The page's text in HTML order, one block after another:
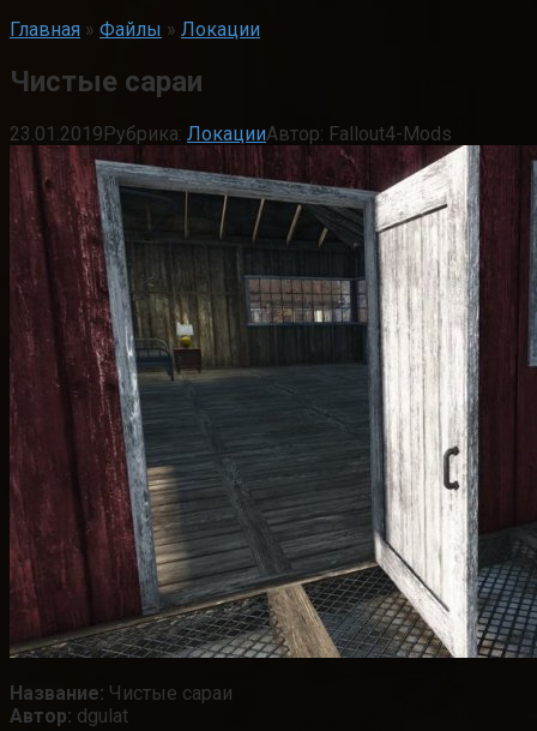
Главная » Файлы » Локации
Чистые сараи
23.01.2019Рубрика: ЛокацииАвтор: Fallout4-Mods
Название: Чистые сараи
Автор: dgulat